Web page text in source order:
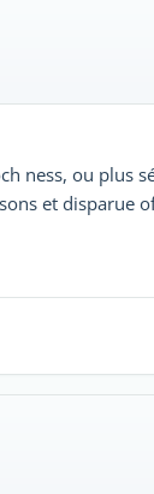
ness, ou plus
et disparue